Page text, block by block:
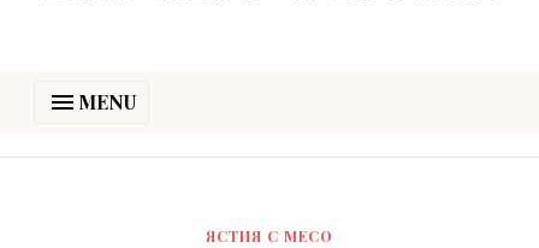
MENU
ЯСТИЯ С МЕСО